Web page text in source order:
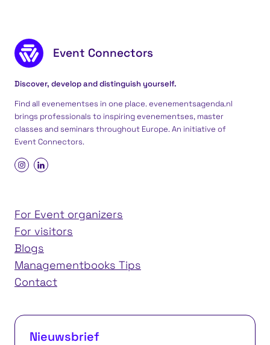
Footer content
Event Connectors
Discover, develop and distinguish yourself.
Find all evenementses in one place. evenementsagenda.nl
brings professionals to inspiring evenementses, master
classes and seminars throughout Europe. An initiative of
Event Connectors.
For Event organizers
For visitors
Blogs
Managementbooks Tips
Contact
Nieuwsbrief